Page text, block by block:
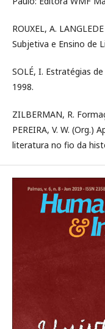
ROUXEL, A.
Subjetiva e Ensino de
SOLÉ, I. Estratégias
1998.
ZILBERMAN, R.
PEREIRA, V. W. (Org.)
literatura no fio da